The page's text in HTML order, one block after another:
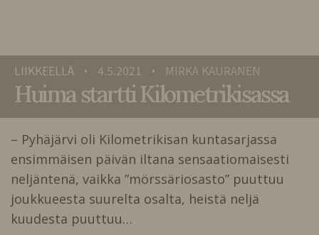
LIIKKEELLÄ • 4.5.2021 • MIRKA KAURANEN
Huima startti Kilometrikisassa
– Pyhäjärvi oli Kilometrikisan kuntasarjassa
ensimmäisen päivän iltana sensaatiomaisesti
neljäntenä, vaikka ”mörssäriosasto” puuttuu
joukkueesta suurelta osalta, heistä neljä
kuudesta puuttuu…